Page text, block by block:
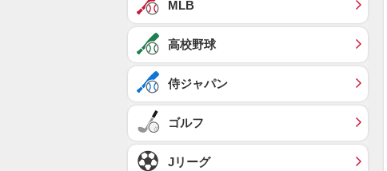
MLB
高校野球
侍ジャパン
ゴルフ
Jリーグ